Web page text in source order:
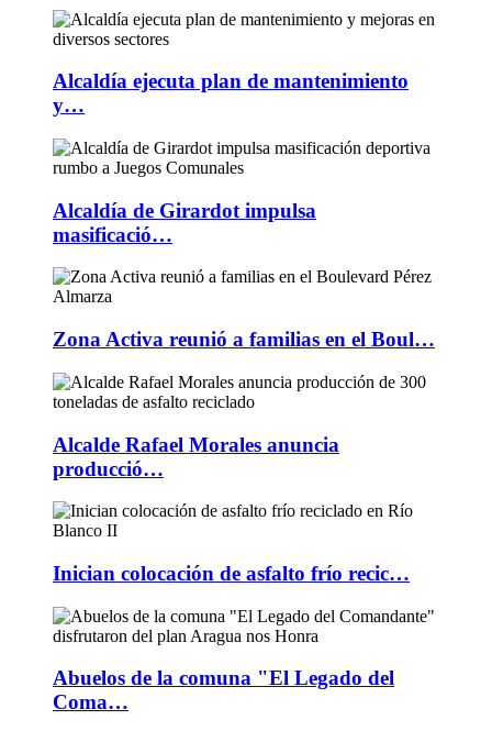
Alcaldía ejecuta plan de mantenimiento
y…
Alcaldía de Girardot impulsa
masificació…
Zona Activa reunió a familias en el Boul…
Alcalde Rafael Morales anuncia
producció…
Inician colocación de asfalto frío recic…
Abuelos de la comuna "El Legado del
Coma…